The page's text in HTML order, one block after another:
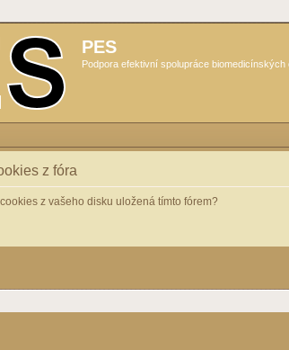
PES
Podpora efektivní spolupráce
z fóra
z vašeho disku uložená tímto fórem?